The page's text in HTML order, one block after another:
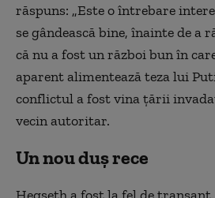
răspuns: „Este o întrebare
se gândească bine, înainte de a
că nu a fost un război bun în
aparent alimentează teza lui
conflictul a fost vina ţării
vecin autoritar.
Un nou duș rece